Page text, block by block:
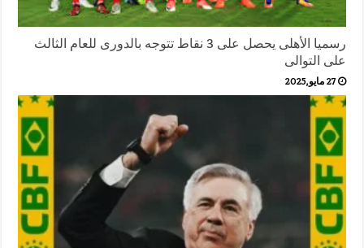
رسميا الأهلى يحصل على 3 نقاط تتوجه بالدورى للعام الثالث
على التوالى
27 مايو,2025